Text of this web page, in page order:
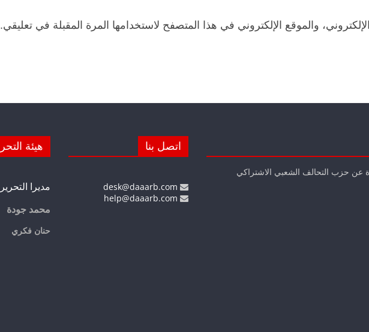
والموقع الإلكتروني في هذا المتصفح لاستخدامها المرة المقبلة في تعليقي.
عن حزب التحالف الشعبي الاشتراكي
اتصل بنا هيئة
مديرا التحرير
محمد جودة
حنان فكري